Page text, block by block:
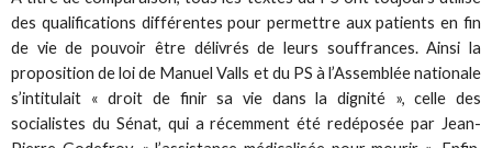
des qualifications différentes pour permettre aux patients en fin
de vie de pouvoir être délivrés de leurs souffrances. Ainsi la
proposition de loi de Manuel Valls et du PS à l’Assemblée nationale
s’intitulait « droit de finir sa vie dans la dignité », celle des
socialistes du Sénat, qui a récemment été redéposée par Jean-